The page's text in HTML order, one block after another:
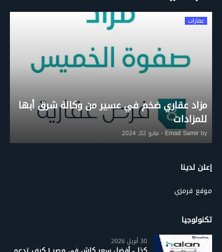
عقارات
مزاد عقاري ضخم في عسير من وكالة شرق أبها
للمزادات
by
Emad Samir
- مايو 02, 2024
إعلن لدينا
موقع قرمزي
تكنولوجيا
30 أبريل 2026